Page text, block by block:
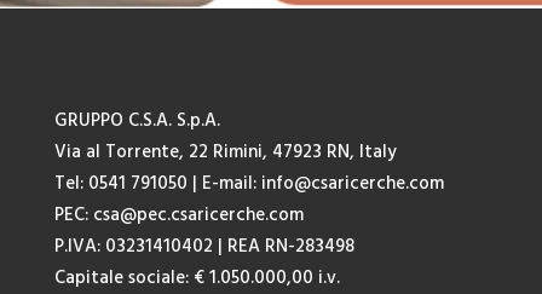
GRUPPO C.S.A. S.p.A.
Via al Torrente, 22 Rimini, 47923 RN, Italy
Tel: 0541 791050 | E-mail: info@csaricerche.com
PEC: csa@pec.csaricerche.com
P.IVA: 03231410402 | REA RN-283498
Capitale sociale: € 1.050.000,00 i.v.